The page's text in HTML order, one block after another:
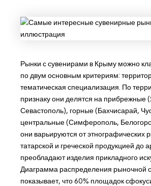
Рынки с сувенирами в Крыму можно
по двум основным критериям:
тематическая специализация. По
признаку они делятся на прибрежные
Севастополь), горные (Бахчисарай,
центральные (Симферополь,
они варьируются от этнографических
татарской и греческой продукцией до
преобладают изделия прикладного
Диаграмма распределения рыночной
показывает, что 60% площадок